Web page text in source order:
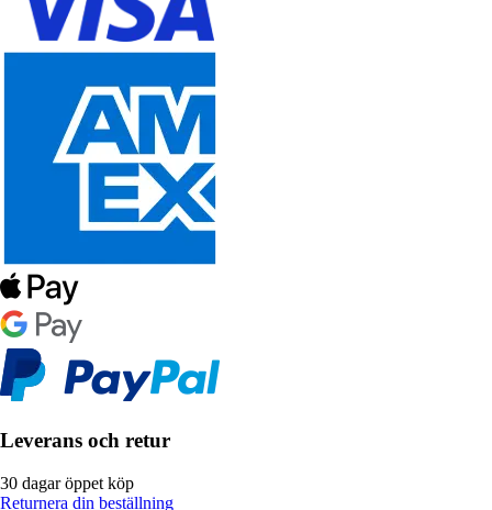
Leverans och retur
30 dagar öppet köp
Returnera din beställning